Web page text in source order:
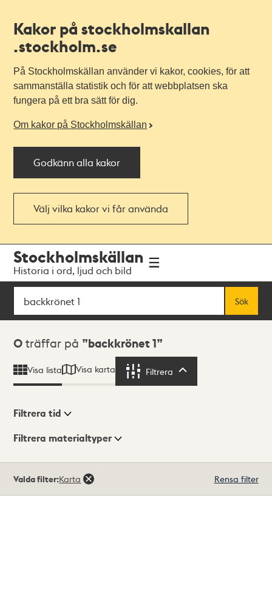
Kakor på stockholmskallan
.stockholm.se
På Stockholmskällan använder vi kakor, cookies, för att
sammanställa statistik och för att webbplatsen ska
fungera på ett bra sätt för dig.
Om kakor på Stockholmskällan
Godkänn alla kakor
Välj vilka kakor vi får använda
navigationen
huvudinnehållet
Stockholmskällan
Historia i ord, ljud och bild
Sök
Sök
Sökresultat
0 träffar på backkrönet 1
Visa lista Visa karta Filtrera
Visningsläge
Filtrera tid
Filtrera materialtyper
träffar
Valda filter:Karta Rensa filter